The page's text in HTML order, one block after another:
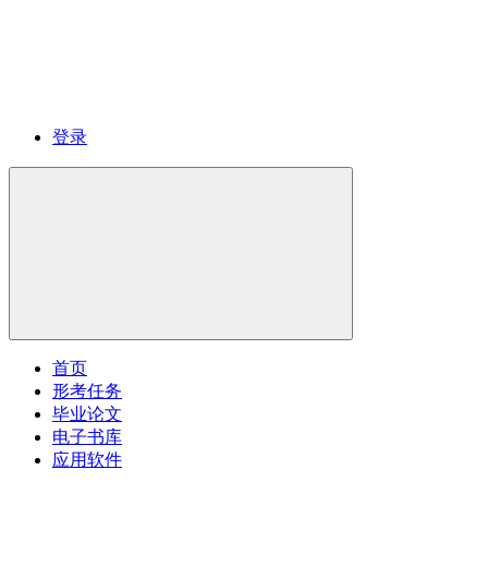
登录
首页
形考任务
毕业论文
电子书库
应用软件